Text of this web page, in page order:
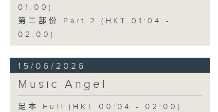
01:00)
第二部份 Part 2 (HKT 01:04 -
02:00)
15/06/2026
Music Angel
足本 Full (HKT 00:04 - 02:00)